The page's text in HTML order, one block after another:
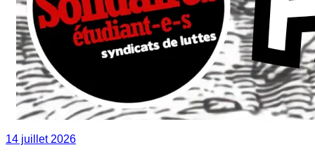
14 juillet 2026